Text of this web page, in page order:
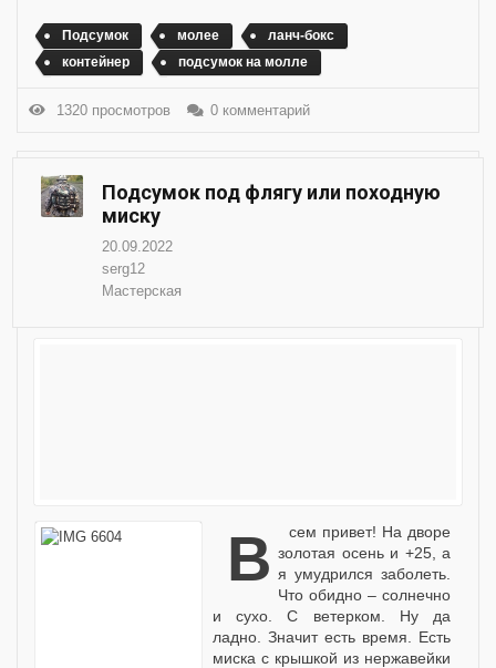
Подсумок молее
ланч-бокс
контейнер
подсумок на молле
1320 просмотров 0 комментарий
Подсумок под флягу или походную
миску
20.09.2022
serg12
Мастерская
Всем привет! На дворе золотая осень и +25, а
я умудрился заболеть.
Что обидно – солнечно
и сухо. С ветерком. Ну да
ладно. Значит есть время. Есть
миска с крышкой из нержавейки